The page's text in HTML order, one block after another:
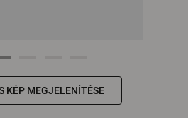
KÉP MEGJELENÍTÉSE